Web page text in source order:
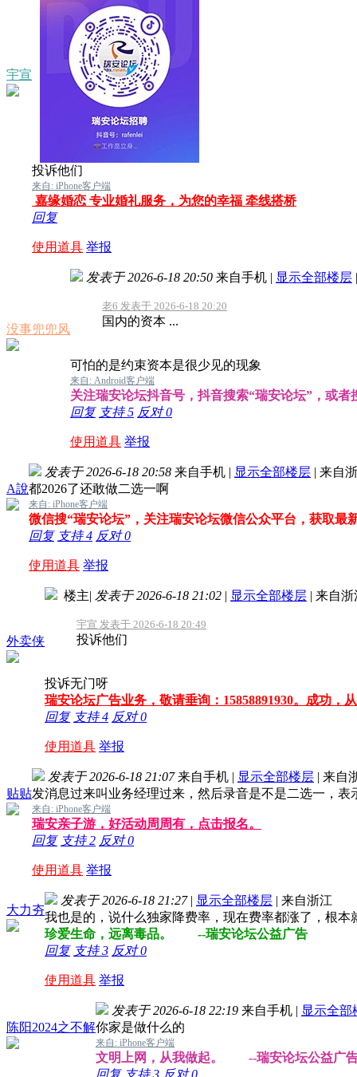
宇宣
投诉他们
来自: iPhone客户端
嘉缘婚恋 专业婚礼服务，为您的幸福 牵线搭桥
回复
使用道具 举报
没事兜兜风
发表于 2026-6-18 20:50 来自手机 | 显示全部楼层 |
老6 发表于 2026-6-18 20:20
国内的资本 ...
可怕的是约束资本是很少见的现象
来自: Android客户端
关注瑞安论坛抖音号，抖音搜索“瑞安论坛”，或者
回复 支持5 反对0
使用道具 举报
A說
发表于 2026-6-18 20:58 来自手机 | 显示全部楼层 | 来自
都2026了还敢做二选一啊
来自: iPhone客户端
微信搜“瑞安论坛”，关注瑞安论坛微信公众平台，获取最
回复 支持4 反对0
使用道具 举报
外卖侠
楼主| 发表于 2026-6-18 21:02 | 显示全部楼层 | 来自浙
宇宣 发表于 2026-6-18 20:49
投诉他们
投诉无门呀
瑞安论坛广告业务，敬请垂询：15858891930。成功，
回复 支持4 反对0
使用道具 举报
贴贴
发表于 2026-6-18 21:07 来自手机 | 显示全部楼层 | 来自
发消息过来叫业务经理过来，然后录音是不是二选一，
来自: iPhone客户端
瑞安亲子游，好活动周周有，点击报名。
回复 支持2 反对0
使用道具 举报
大力夯
发表于 2026-6-18 21:27 | 显示全部楼层 | 来自浙江
我也是的，说什么独家降费率，现在费率都涨了，根本
珍爱生命，远离毒品。 --瑞安论坛公益广告
回复 支持3 反对0
使用道具 举报
陈阳2024之不解
发表于 2026-6-18 22:19 来自手机 | 显示全部
你家是做什么的
来自: iPhone客户端
文明上网，从我做起。 --瑞安论坛公益广
回复 支持3 反对0